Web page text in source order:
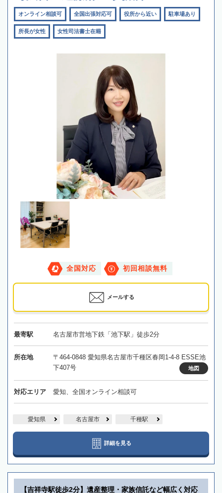
オンライン相談可 全国出張対応可 役所から近い 駐車場あり
所長が女性 女性司法書士在籍
全国対応 初回相談無料
メールする
最寄駅 名古屋市営地下鉄「池下駅」徒歩2分
所在地
〒464-0848 愛知県名古屋市千種区春岡1-4-8 ESSE池
下407号
地図
対応エリア 愛知、全国オンライン相談可
愛知県 名古屋市 千種駅
詳細を見る
【吉祥寺駅徒歩2分】遺産整理・家族信託など幅広く対応